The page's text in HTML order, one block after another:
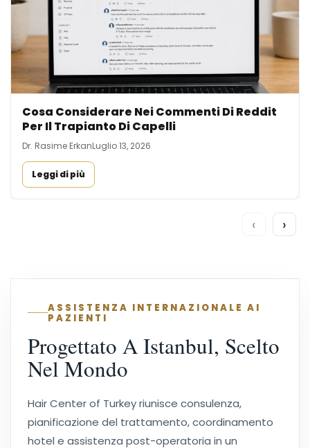
Cosa Considerare Nei Commenti Di Reddit
Per Il Trapianto Di Capelli
Dr. Rasime ErkanLuglio 13, 2026
Leggi di più
‹ ›
ASSISTENZA INTERNAZIONALE AI
PAZIENTI
Progettato A Istanbul, Scelto
Nel Mondo
Hair Center of Turkey riunisce consulenza,
pianificazione del trattamento, coordinamento
hotel e assistenza post-operatoria in un